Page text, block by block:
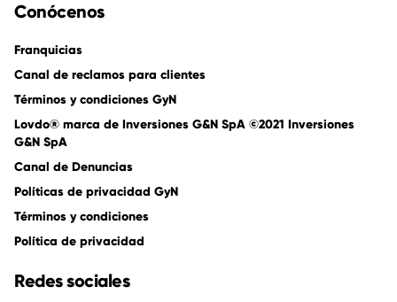
Conócenos
Franquicias
Canal de reclamos para clientes
Términos y condiciones GyN
Lovdo® marca de Inversiones G&N SpA ©2021 Inversiones
G&N SpA
Canal de Denuncias
Políticas de privacidad GyN
Términos y condiciones
Política de privacidad
Redes sociales